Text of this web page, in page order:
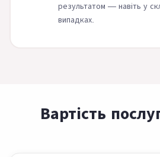
результатом — навіть у
випадках.
Вартість